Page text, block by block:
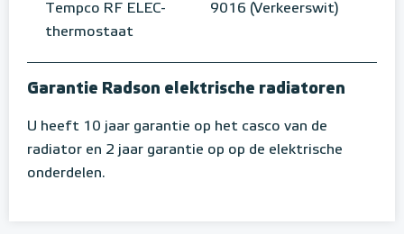
Tempco RF ELEC-
thermostaat
9016 (Verkeerswit)
Garantie Radson elektrische radiatoren
U heeft 10 jaar garantie op het casco van de
radiator en 2 jaar garantie op op de elektrische
onderdelen.